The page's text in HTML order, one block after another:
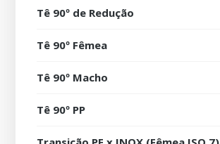
Tê 90º de Redução
Tê 90º Fêmea
Tê 90º Macho
Tê 90º PP